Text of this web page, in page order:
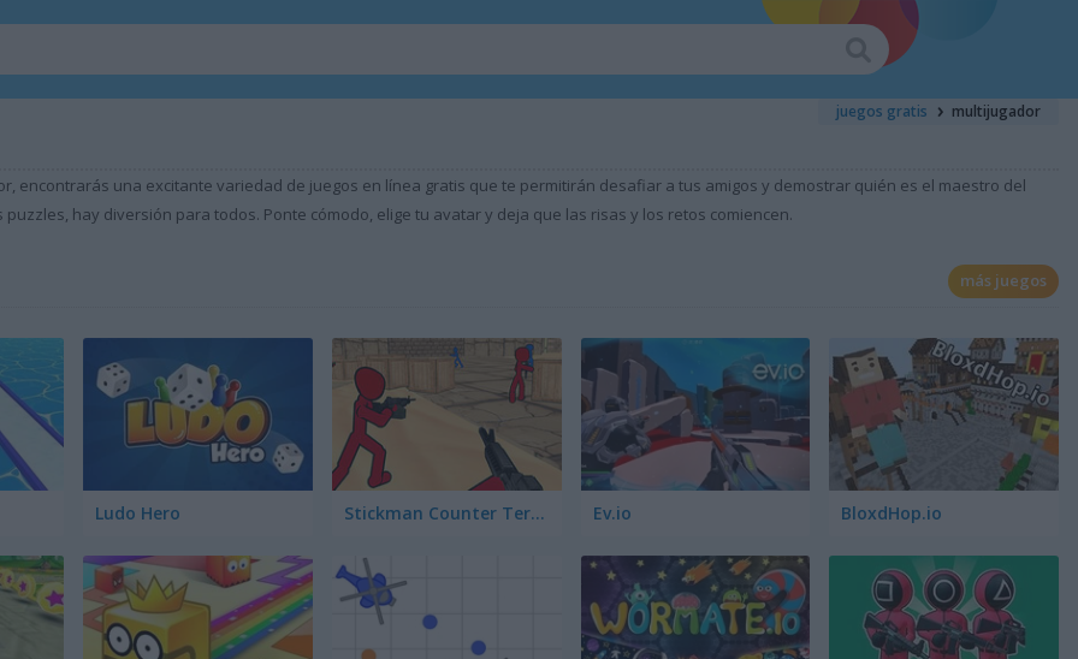
juegos gratis multijugador
encontrarás una excitante variedad de juegos en línea gratis que te permitirán desafiar a tus amigos y demostrar quién es el maestro del
hay diversión para todos. Ponte cómodo, elige tu avatar y deja que las risas y los retos comiencen.
más juegos
Ludo Hero Stickman Counter Terror Strike Ev.io BloxdHop.io